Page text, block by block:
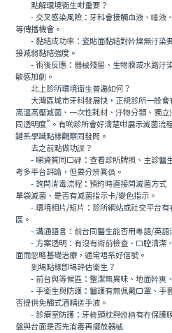
點解環境衛生咁重要？
- 交叉感染風險：牙科會接觸血液、唾液
等傳播機會。
- 黏結成功率：瓷貼面黏結對幹燥無汙染
接減弱黏結強度。
- 術後反應：器械殘留、生物膜或水路汙
敏感加劇。
北上診所環境衛生普遍如何？
大灣區城市牙科發展快，正規診所一般會
高溫高壓滅菌、一次性耗材、汙物分類、獨
同透明度”。有啲診所會好清楚咁展示滅菌流
鍵系學識點樣觀察同發問。
去之前點做功課？
- 睇資質同口碑：查看診所牌照、主診醫
考多平台評論，但要分辨真僞。
- 詢問消毒流程：預約時直接問滅菌方式
單袋滅菌、是否有滅菌指示卡/變色指示。
- 環境相片/短片：診所網站或社交平台有
區。
- 溝通語言：前台同醫生能否用粵語/英語
- 方案透明：有沒有術前檢查、口腔清潔
面而忽略基礎治療，通常唔系好信號。
到場點樣即場評估衛生？
- 前台與等候區：整潔無異味、地面幹爽
- 手衛生與防護：醫護有無佩戴口罩、手
否提供免觸式酒精搓手液。
- 診療室防護：牙椅頭枕與燈柄有冇保護
盤與台面是否先消毒再擺放器械